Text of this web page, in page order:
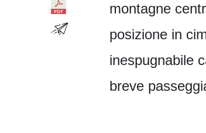
montagne
posizione in
inespugnabile
breve